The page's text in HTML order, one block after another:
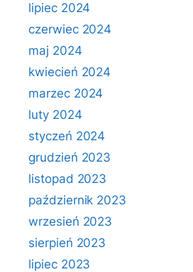
lipiec 2024
czerwiec 2024
maj 2024
kwiecień 2024
marzec 2024
luty 2024
styczeń 2024
grudzień 2023
listopad 2023
październik 2023
wrzesień 2023
sierpień 2023
lipiec 2023